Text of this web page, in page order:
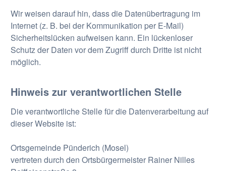
Wir weisen darauf hin, dass die Datenübertragung im
Internet (z. B. bei der Kommunikation per E-Mail)
Sicherheitslücken aufweisen kann. Ein lückenloser
Schutz der Daten vor dem Zugriff durch Dritte ist nicht
möglich.
Hinweis zur verantwortlichen Stelle
Die verantwortliche Stelle für die Datenverarbeitung auf
dieser Website ist:
Ortsgemeinde Pünderich (Mosel)
vertreten durch den Ortsbürgermeister Rainer Nilles